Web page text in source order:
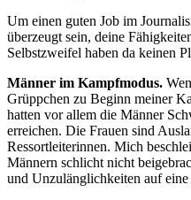
Um einen guten Job im
überzeugt sein, deine
Selbstzweifel haben da keinen
Männer im Kampfmodus.
Grüppchen zu Beginn meiner
hatten vor allem die Männer
erreichen. Die Frauen sind
Ressortleiterinnen. Mich
Männern schlicht nicht
und Unzulänglichkeiten auf